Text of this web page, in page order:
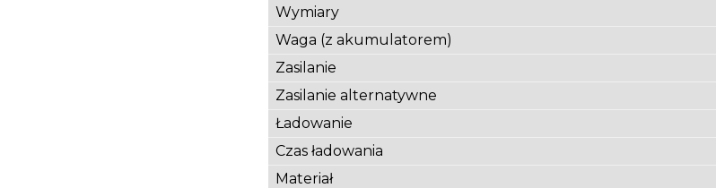
Wymiary
Waga (z akumulatorem)
Zasilanie
Zasilanie alternatywne
Ładowanie
Czas ładowania
Materiał